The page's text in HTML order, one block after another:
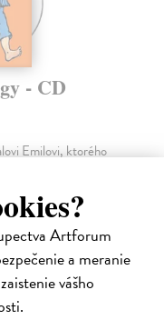
Artforum
a meranie
vášho
- CD
Emilovi, ktorého